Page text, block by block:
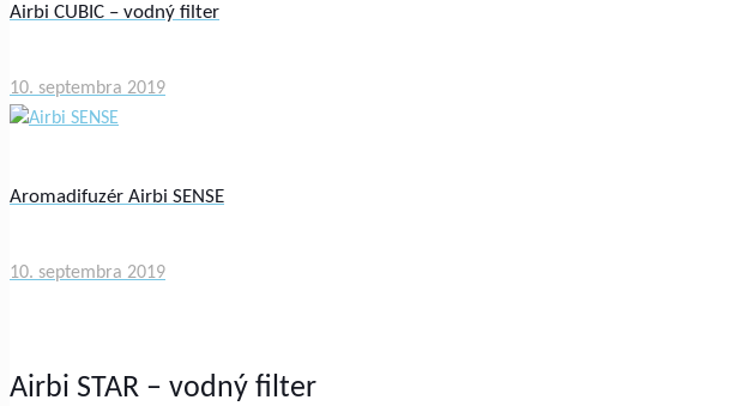
Airbi CUBIC – vodný filter
10. septembra 2019
Aromadifuzér Airbi SENSE
10. septembra 2019
Airbi STAR – vodný filter